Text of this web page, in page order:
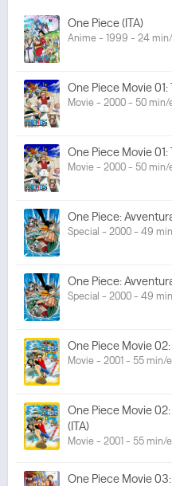
One Piece (ITA)
Anime - 1999 - 24
One Piece Movie 01:
Movie - 2000 - 50 min/
One Piece Movie 01:
Movie - 2000 - 50 min/
One Piece:
Special - 2000 - 49
One Piece:
Special - 2000 - 49
One Piece Movie
Movie - 2001 - 55 min/
One Piece Movie
(ITA)
Movie - 2001 - 55 min/
One Piece Movie